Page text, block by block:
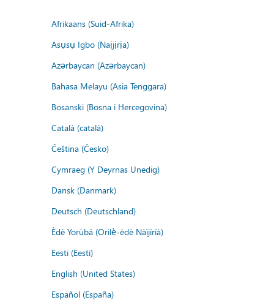
Afrikaans (Suid-Afrika)
Asụsụ Igbo (Naịjịrịa)
Azərbaycan (Azərbaycan)
Bahasa Melayu (Asia Tenggara)
Bosanski (Bosna i Hercegovina)
Català (català)
Čeština (Česko)
Cymraeg (Y Deyrnas Unedig)
Dansk (Danmark)
Deutsch (Deutschland)
Èdè Yorùbá (Orilẹ̀-èdè Nàìjíríà)
Eesti (Eesti)
English (United States)
Español (España)